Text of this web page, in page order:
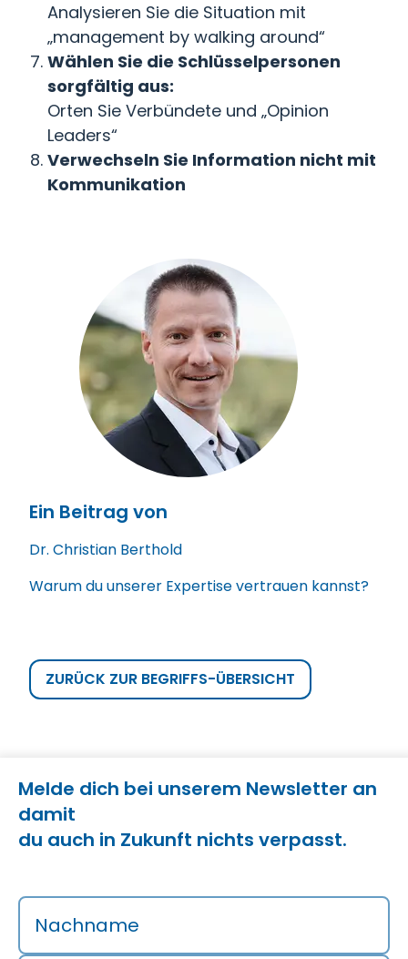
Analysieren Sie die Situation mit
„management by walking around“
Wählen Sie die Schlüsselpersonen
sorgfältig aus:
Orten Sie Verbündete und „Opinion
Leaders“
Verwechseln Sie Information nicht mit
Kommunikation
Ein Beitrag von
Dr. Christian Berthold
Warum du unserer Expertise vertrauen kannst?
ZURÜCK ZUR BEGRIFFS-ÜBERSICHT
Melde dich bei unserem Newsletter an
damit
du auch in Zukunft nichts verpasst.
Nachname